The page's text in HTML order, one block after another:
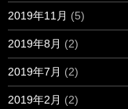
2019年11月 (5)
2019年8月 (2)
2019年7月 (2)
2019年2月 (2)